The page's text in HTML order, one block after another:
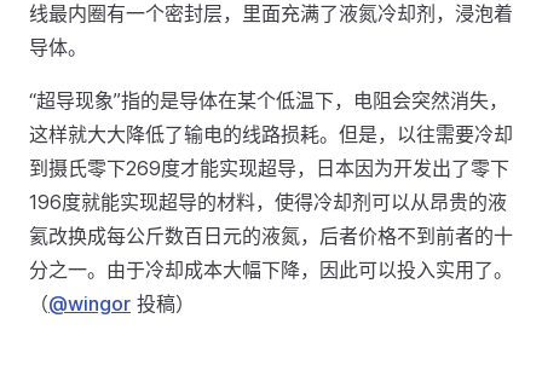
线最内圈有一个密封层，里面充满了液氮冷却剂，浸泡着
导体。
“超导现象”指的是导体在某个低温下，电阻会突然消失，
这样就大大降低了输电的线路损耗。但是，以往需要冷却
到摄氏零下269度才能实现超导，日本因为开发出了零下
196度就能实现超导的材料，使得冷却剂可以从昂贵的液
氦改换成每公斤数百日元的液氮，后者价格不到前者的十
分之一。由于冷却成本大幅下降，因此可以投入实用了。
（@wingor 投稿）